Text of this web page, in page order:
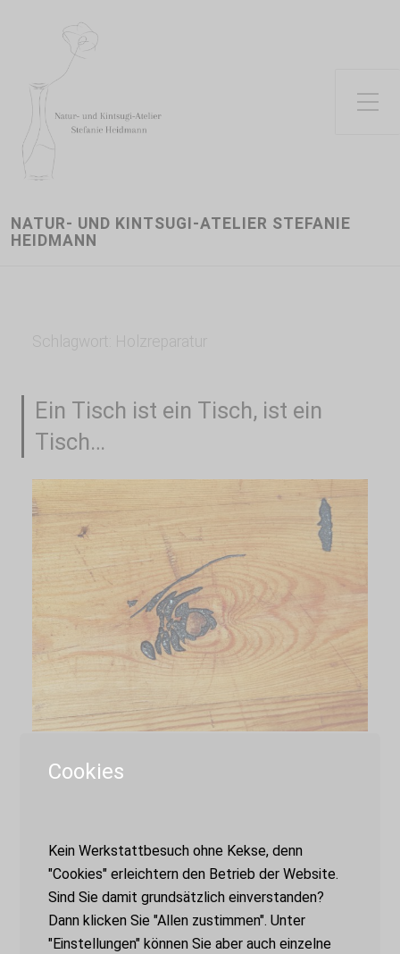
Toggle Side Menu
NATUR- UND KINTSUGI-ATELIER STEFANIE
HEIDMANN
Schlagwort: Holzreparatur
Ein Tisch ist ein Tisch, ist ein
Tisch…
Aber manchmal, wenn man genauer
besonderes Projekt, denn es war mein
erster Tisch, und ich hatte freie Hand. Wir
verbrachten den Sommer 2023
miteinander. Er hatte tiefe und teils recht
breite Rillen im Holz, durch die die Krümel
Cookies
Kein Werkstattbesuch ohne Kekse, denn
"Cookies" erleichtern den Betrieb der Website.
Sind Sie damit grundsätzlich einverstanden?
Dann klicken Sie "Allen zustimmen". Unter
"Einstellungen" können Sie aber auch einzelne